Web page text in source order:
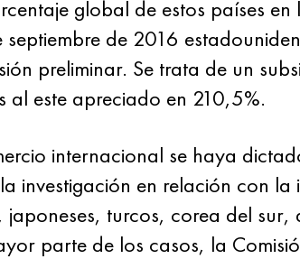
global de estos países en
de 2016
preliminar. Se trata de un
al este apreciado en 210,5%.
internacional se haya
investigación en relación con la
turcos, corea del sur,
parte de los casos, la